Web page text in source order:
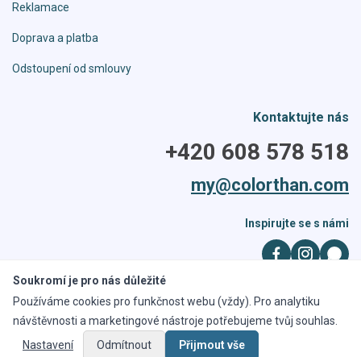
Reklamace
Doprava a platba
Odstoupení od smlouvy
Kontaktujte nás
+420 608 578 518
my@colorthan.com
Inspirujte se s námi
Všechna práva vyhrazena. Kopírování obrázků a obsahu je zakázáno,
obrázky jsou duševním vlastnictvím byNET group one, s.r.o.
Copyright © 2026, colorthan.cz realizaceajtea.cz
Soukromí je pro nás důležité
Používáme cookies pro funkčnost webu (vždy). Pro analytiku
návštěvnosti a marketingové nástroje potřebujeme tvůj souhlas.
Nastavení
Odmítnout Přijmout vše